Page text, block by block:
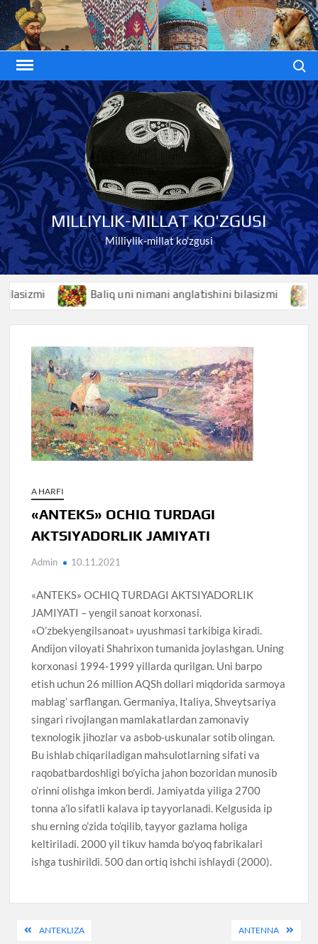
Skip
to
content
MILLIYLIK-MILLAT KO'ZGUSI
Milliylik-millat ko'zgusi
Baliq uni nimani anglatishini bilasizmi
A HARFI
«ANTEKS» OCHIQ TURDAGI
AKTSIYADORLIK JAMIYATI
Admin 10.11.2021
«ANTEKS» OCHIQ TURDAGI AKTSIYADORLIK
JAMIYATI – yengil sanoat korxonasi.
«O’zbekyengilsanoat» uyushmasi tarkibiga kiradi.
Andijon viloyati Shahrixon tumanida joylashgan. Uning
korxonasi 1994-1999 yillarda qurilgan. Uni barpo
etish uchun 26 million AQSh dollari miqdorida sarmoya
mablag’ sarflangan. Germaniya, Italiya, Shveytsariya
singari rivojlangan mamlakatlardan zamonaviy
texnologik jihozlar va asbob-uskunalar sotib olingan.
Bu ishlab chiqariladigan mahsulotlarning sifati va
raqobatbardoshligi bo’yicha jahon bozoridan munosib
o’rinni olishga imkon berdi. Jamiyatda yiliga 2700
tonna a’lo sifatli kalava ip tayyorlanadi. Kelgusida ip
shu erning o’zida to’qilib, tayyor gazlama holiga
keltiriladi. 2000 yil tikuv hamda bo’yoq fabrikalari
ishga tushirildi. 500 dan ortiq ishchi ishlaydi (2000).
PostANTEKLIZA ANTENNA